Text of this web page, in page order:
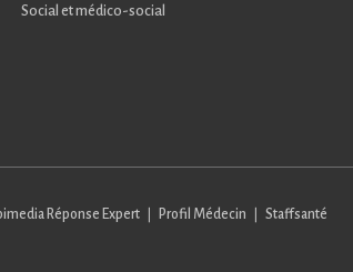
Social et médico-social
Réponse Expert Profil Médecin Staffsanté